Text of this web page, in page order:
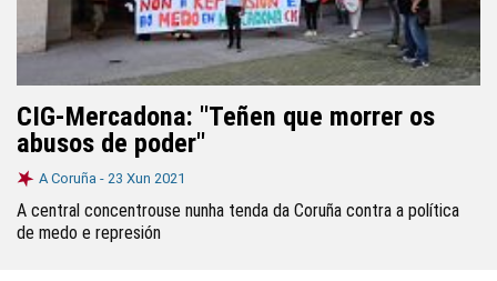
CIG-Mercadona: "Teñen que morrer os
abusos de poder"
A Coruña - 23 Xun 2021
A central concentrouse nunha tenda da Coruña contra a política
de medo e represión